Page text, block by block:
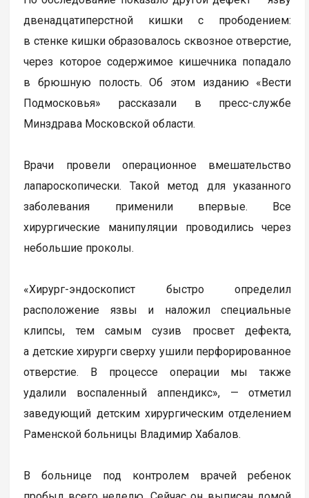
двенадцатиперстной кишки с прободением:
в стенке кишки образовалось сквозное отверстие,
через которое содержимое кишечника попадало
в брюшную полость. Об этом изданию «Вести
Подмосковья» рассказали в пресс-службе
Минздрава Московской области.
Врачи провели операционное вмешательство
лапароскопически. Такой метод для указанного
заболевания применили впервые. Все
хирургические манипуляции проводились через
небольшие проколы.
«Хирург-эндоскопист быстро определил
расположение язвы и наложил специальные
клипсы, тем самым сузив просвет дефекта,
а детские хирурги сверху ушили перфорированное
отверстие. В процессе операции мы также
удалили воспаленный аппендикс», — отметил
заведующий детским хирургическим отделением
Раменской больницы Владимир Хабалов.
В больнице под контролем врачей ребенок